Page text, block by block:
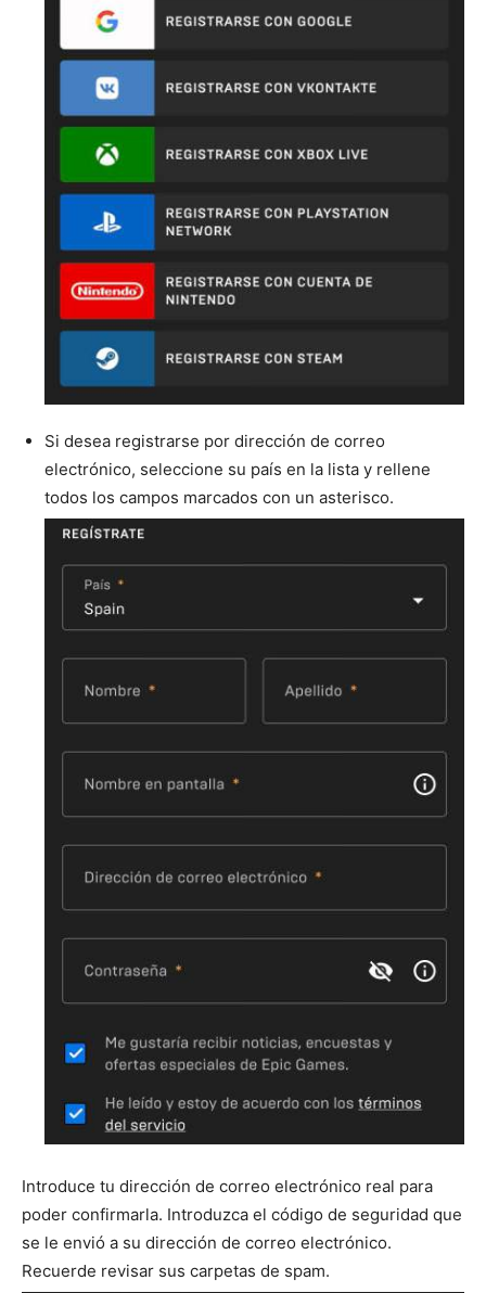
Si desea registrarse por dirección de correo
electrónico, seleccione su país en la lista y rellene
todos los campos marcados con un asterisco.
Introduce tu dirección de correo electrónico real para
poder confirmarla. Introduzca el código de seguridad que
se le envió a su dirección de correo electrónico.
Recuerde revisar sus carpetas de spam.